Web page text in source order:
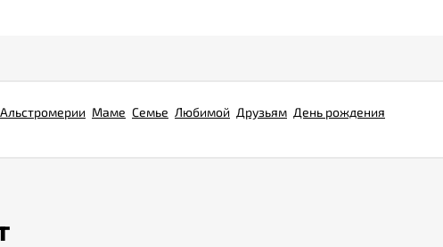
Альстромерии Маме Семье Любимой Друзьям День рождения